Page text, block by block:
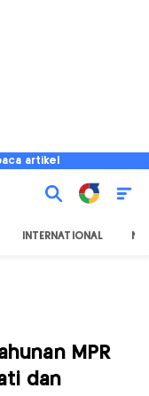
artikel
INTERNATIONAL
MPR
dan